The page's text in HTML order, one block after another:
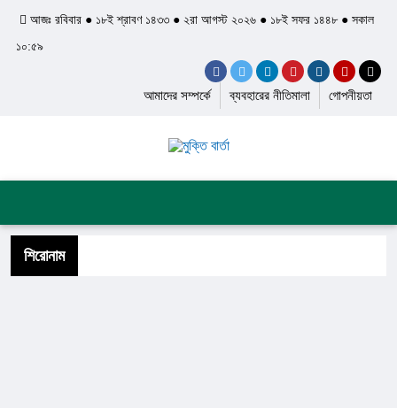
আজঃ রবিবার ● ১৮ই শ্রাবণ ১৪৩৩ ● ২রা আগস্ট ২০২৬ ● ১৮ই সফর ১৪৪৮ ● সকাল
১০:৫৯
আমাদের সম্পর্কে ব্যবহারের নীতিমালা গোপনীয়তা
অপরাধ
শিরোনাম